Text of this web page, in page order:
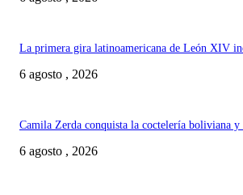
La primera gira latinoamericana de León XIV
6 agosto , 2026
Camila Zerda conquista la coctelería boliviana
6 agosto , 2026